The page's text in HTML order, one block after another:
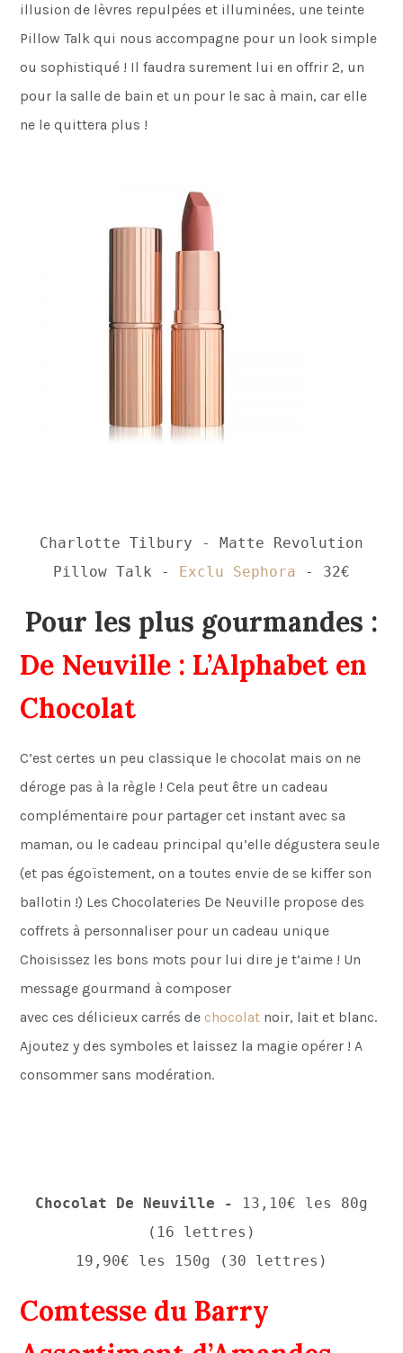
illusion de lèvres repulpées et illuminées, une teinte
Pillow Talk qui nous accompagne pour un look simple
ou sophistiqué ! Il faudra surement lui en offrir 2, un
pour la salle de bain et un pour le sac à main, car elle
ne le quittera plus !
Charlotte Tilbury - Matte Revolution
Pillow Talk - Exclu Sephora - 32€
Pour les plus gourmandes :
De Neuville : L’Alphabet en
Chocolat
C’est certes un peu classique le chocolat mais on ne
déroge pas à la règle ! Cela peut être un cadeau
complémentaire pour partager cet instant avec sa
maman, ou le cadeau principal qu’elle dégustera seule
(et pas égoïstement, on a toutes envie de se kiffer son
ballotin !) Les Chocolateries De Neuville propose des
coffrets à personnaliser pour un cadeau unique
Choisissez les bons mots pour lui dire je t’aime ! Un
message gourmand à composer
avec ces délicieux carrés de chocolat noir, lait et blanc.
Ajoutez y des symboles et laissez la magie opérer ! A
consommer sans modération.
Chocolat De Neuville -
13,10€ les 80g
(16 lettres)
19,90€ les 150g (30 lettres)
Comtesse du Barry